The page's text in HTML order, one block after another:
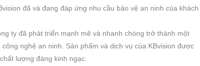
đã và đang đáp ứng nhu cầu bảo vệ an ninh của khách
ty đã phát triển mạnh mẽ và nhanh chóng trở thành một
nghệ an ninh. Sản phẩm và dịch vụ của KBvision được
lượng đáng kinh ngạc.